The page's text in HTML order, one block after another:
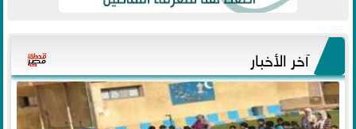
آخر الأخبار